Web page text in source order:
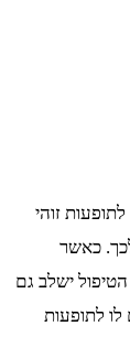
זוהי
כאשר
ישלב גם
לתופעות